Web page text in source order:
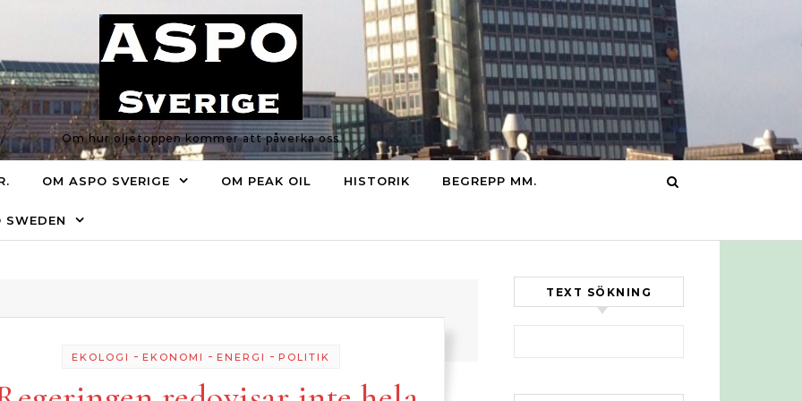
Om hur oljetoppen kommer att påverka oss
OM ASPO SVERIGE OM PEAK OIL HISTORIK BEGREPP MM.
EKOLOGI - EKONOMI - ENERGI - POLITIK
TEXT SÖKNING